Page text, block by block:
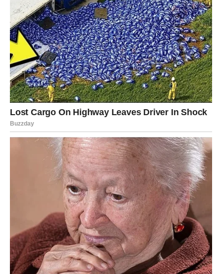
Fibrinogenpokazuje sklonost organizma ka stvaranju
ugrušaka.
• Kombinacija oba parametra pruža najpouzdaniju sliku
rizika.
Poruka dr. Solakovića može se svesti na jednostavnu
misao:briga o zdravlju ne završava na površnim
nalazima. Potrebno je dublje razumjeti procese u tijelu,
pratiti pokazatelje koji govore o stvarnim rizicima i na
vrijeme mijenjati životne navike. Samo tako možemo
umanjiti opasnost od teških kardiovaskularnih bolesti i
očuvati dugoročno dobro zdravlje.